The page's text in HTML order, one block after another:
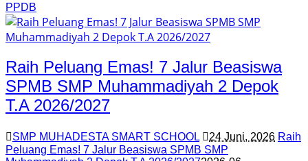
PPDB
Raih Peluang Emas! 7 Jalur Beasiswa
SPMB SMP Muhammadiyah 2 Depok
T.A 2026/2027
SMP MUHADESTA SMART SCHOOL 24 Juni, 2026 Raih
Peluang Emas! 7 Jalur Beasiswa SPMB SMP